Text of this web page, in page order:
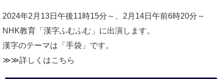
2024年2月13日午後11時15分～、2月14日午前6時20分～
NHK教育「漢字ふむふむ」に出演します。
漢字のテーマは「手袋」です。
≫≫詳しくはこちら